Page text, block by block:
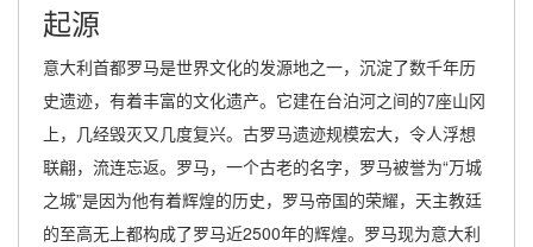
起源
意大利首都罗马是世界文化的发源地之一，沉淀了数千年历
史遗迹，有着丰富的文化遗产。它建在台泊河之间的7座山冈
上，几经毁灭又几度复兴。古罗马遗迹规模宏大，令人浮想
联翩，流连忘返。罗马，一个古老的名字，罗马被誉为“万城
之城”是因为他有着辉煌的历史，罗马帝国的荣耀，天主教廷
的至高无上都构成了罗马近2500年的辉煌。罗马现为意大利